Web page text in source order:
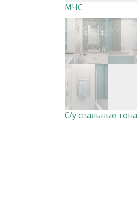
МЧС
С/у спальные тона